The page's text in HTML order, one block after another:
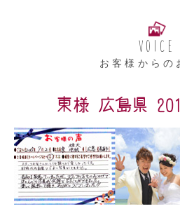
VOICE
お客様からの
東様 広島県